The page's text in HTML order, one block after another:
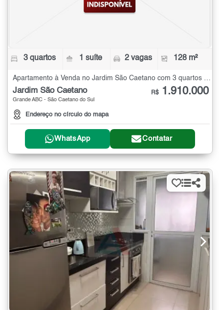
3 quartos 1 suíte 2 vagas 128 m²
Apartamento à Venda no Jardim São Caetano com 3 quartos - 128 m²
Jardim São Caetano
Grande ABC - São Caetano do Sul
Endereço no círculo do mapa
R$ 1.910.000
WhatsApp Contatar